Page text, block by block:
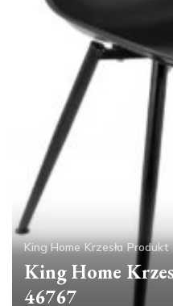
King Home Krzesła Produkt
King Home
46767